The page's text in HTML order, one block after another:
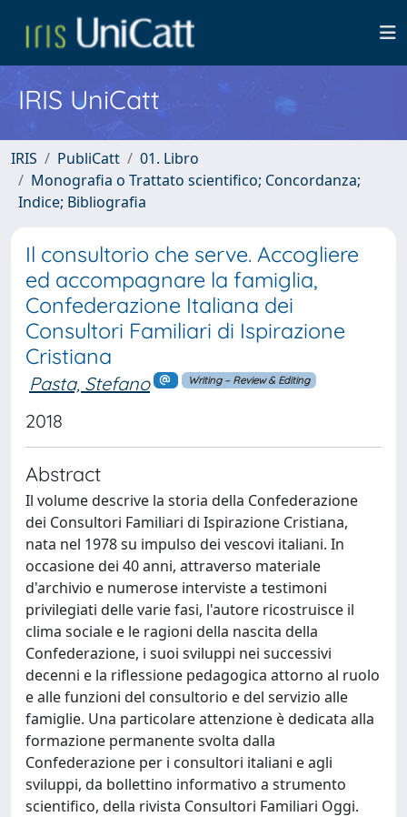
IRIS UniCatt
IRIS PubliCatt
01. Libro
Monografia o Trattato scientifico; Concordanza;
Indice; Bibliografia
Il consultorio che serve. Accogliere
ed accompagnare la famiglia,
Confederazione Italiana dei
Consultori Familiari di Ispirazione
Cristiana
Pasta, Stefano Writing – Review & Editing
2018
Abstract
Il volume descrive la storia della Confederazione
dei Consultori Familiari di Ispirazione Cristiana,
nata nel 1978 su impulso dei vescovi italiani. In
occasione dei 40 anni, attraverso materiale
d'archivio e numerose interviste a testimoni
privilegiati delle varie fasi, l'autore ricostruisce il
clima sociale e le ragioni della nascita della
Confederazione, i suoi sviluppi nei successivi
decenni e la riflessione pedagogica attorno al ruolo
e alle funzioni del consultorio e del servizio alle
famiglie. Una particolare attenzione è dedicata alla
formazione permanente svolta dalla
Confederazione per i consultori italiani e agli
sviluppi, da bollettino informativo a strumento
scientifico, della rivista Consultori Familiari Oggi.